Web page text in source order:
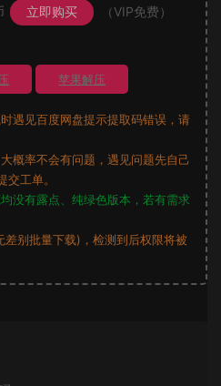
立即购买
（VIP免费）
苹果解压
遇见百度网盘提示提取码错误，请
概率不会有问题，遇见问题先自己
工单。
没有露点、纯绿色版本，若有需求
别批量下载)，检测到后权限将被